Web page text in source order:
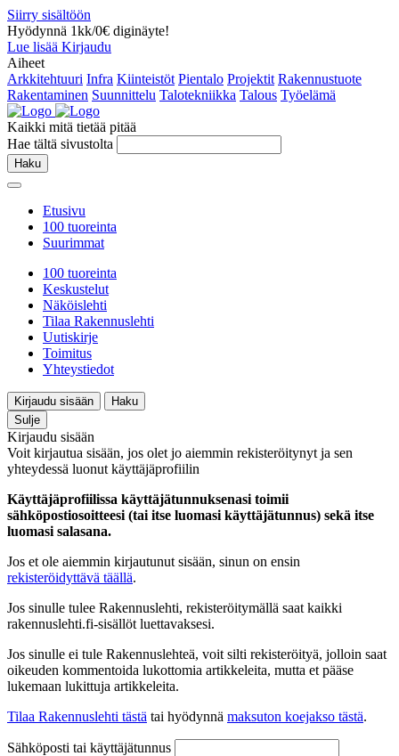
Siirry sisältöön
Hyödynnä 1kk/0€ diginäyte!
Lue lisää Kirjaudu
Aiheet
Arkkitehtuuri Infra Kiinteistöt Pientalo Projektit Rakennustuote
Rakentaminen Suunnittelu Talotekniikka Talous Työelämä
Kaikki mitä tietää pitää
Hae tältä sivustolta
Haku
Etusivu
100 tuoreinta
Suurimmat
100 tuoreinta
Keskustelut
Näköislehti
Tilaa Rakennuslehti
Uutiskirje
Toimitus
Yhteystiedot
Kirjaudu sisään
Haku
Sulje
Kirjaudu sisään
Voit kirjautua sisään, jos olet jo aiemmin rekisteröitynyt ja sen
yhteydessä luonut käyttäjäprofiilin
Käyttäjäprofiilissa käyttäjätunnuksenasi toimii
sähköpostiosoitteesi (tai itse luomasi käyttäjätunnus) sekä itse
luomasi salasana.
Jos et ole aiemmin kirjautunut sisään, sinun on ensin
rekisteröidyttävä täällä.
Jos sinulle tulee Rakennuslehti, rekisteröitymällä saat kaikki
rakennuslehti.fi-sisällöt luettavaksesi.
Jos sinulle ei tule Rakennuslehteä, voit silti rekisteröityä, jolloin saat
oikeuden kommentoida lukottomia artikkeleita, mutta et pääse
lukemaan lukittuja artikkeleita.
Tilaa Rakennuslehti tästä tai hyödynnä maksuton koejakso tästä.
Sähköposti tai käyttäjätunnus